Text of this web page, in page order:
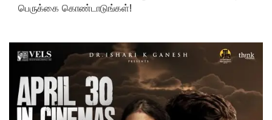
பெருக்கை கொண்டாடுங்கள்!